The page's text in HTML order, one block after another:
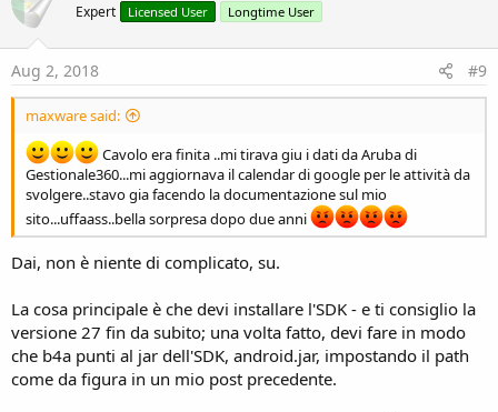
Expert Licensed User Longtime User
Aug 2, 2018 #9
maxware said:
Cavolo era finita ..mi tirava giu i dati da Aruba di
Gestionale360...mi aggiornava il calendar di google per le attività da
svolgere..stavo gia facendo la documentazione sul mio
sito...uffaass..bella sorpresa dopo due anni
Dai, non è niente di complicato, su.
La cosa principale è che devi installare l'SDK - e ti consiglio la
versione 27 fin da subito; una volta fatto, devi fare in modo
che b4a punti al jar dell'SDK, android.jar, impostando il path
come da figura in un mio post precedente.